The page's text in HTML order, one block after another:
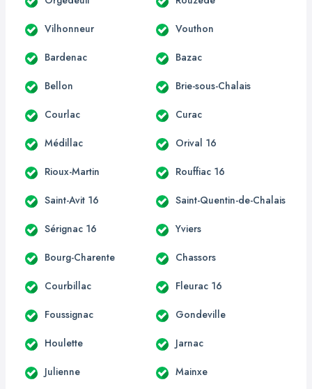
Vilhonneur Vouthon
Bardenac Bazac
Bellon Brie-sous-Chalais
Courlac Curac
Médillac Orival 16
Rioux-Martin Rouffiac 16
Saint-Avit 16 Saint-Quentin-de-Chalais
Sérignac 16 Yviers
Bourg-Charente Chassors
Courbillac Fleurac 16
Foussignac Gondeville
Houlette Jarnac
Julienne Mainxe